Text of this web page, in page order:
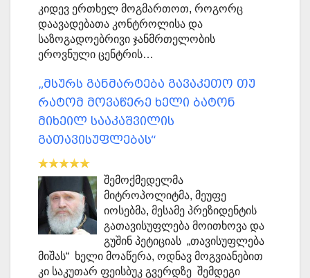
კიდევ ერთხელ მოგმართოთ, როგორც
დაავადებათა კონტროლისა და
საზოგადოებრივი ჯანმრთელობის
ეროვნული ცენტრის…
„მსურს განმარტება გავაკეთო თუ
რატომ მოვაწერე ხელი ბატონ
მიხეილ სააკაშვილის
გათავისუფლებას“
შემოქმედელმა
მიტროპოლიტმა, მეუფე
იოსებმა, მესამე პრეზიდენტის
გათავისუფლება მოითხოვა და
გუშინ პეტიციას „თავისუფლება
მიშას“ ხელი მოაწერა, ოდნავ მოგვიანებით
კი საკუთარ ფეისბუკ გვერდზე შემდეგი